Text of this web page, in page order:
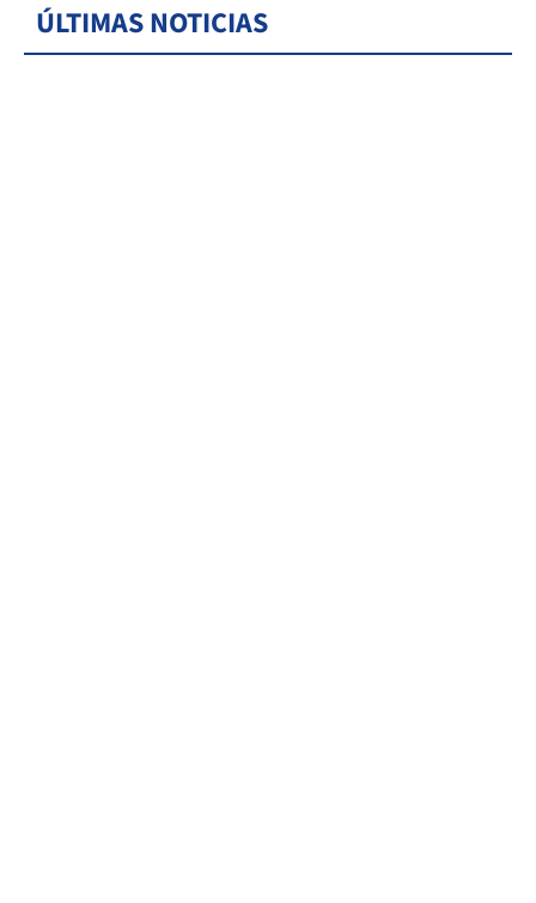
ÚLTIMAS NOTICIAS